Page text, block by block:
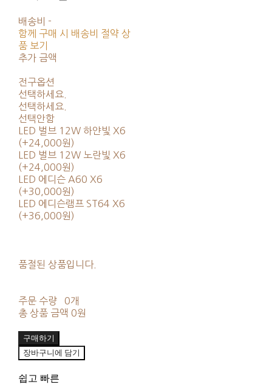
배송비 -
함께 구매 시 배송비 절약 상
품 보기
추가 금액
전구옵션
선택하세요.
선택하세요.
선택안함
LED 벌브 12W 하얀빛 X6
(+24,000원)
LED 벌브 12W 노란빛 X6
(+24,000원)
LED 에디슨 A60 X6
(+30,000원)
LED 에디슨램프 ST64 X6
(+36,000원)
품절된 상품입니다.
주문 수량
0개
총 상품 금액 0원
구매하기
장바구니에 담기
쉽고 빠른